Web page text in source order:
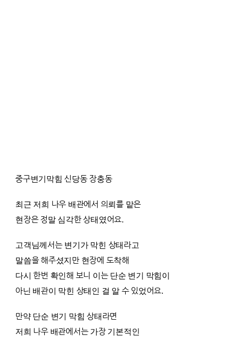
중구변기막힘 신당동 장충동
최근 저희 나우 배관에서 의뢰를 맡은
현장은 정말 심각한 상태였어요.
고객님께서는 변기가 막힌 상태라고
말씀을 해주셨지만 현장에 도착해
다시 한번 확인해 보니 이는 단순 변기 막힘이
아닌 배관이 막힌 상태인 걸 알 수 있었어요.
만약 단순 변기 막힘 상태라면
저희 나우 배관에서는 가장 기본적인